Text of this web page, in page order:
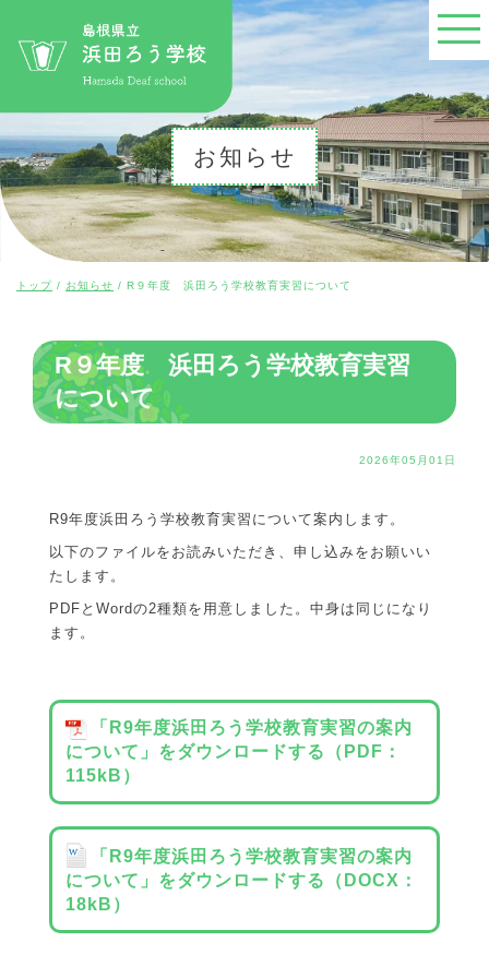
お知らせ
現
置：
トップ / お知らせ / R９年度 浜田ろう学校教育実習について
R９年度 浜田ろう学校教育実習
について
2026年05月01日
R9年度浜田ろう学校教育実習について案内します。
以下のファイルをお読みいただき、申し込みをお願いい
たします。
PDFとWordの2種類を用意しました。中身は同じになり
ます。
「R9年度浜田ろう学校教育実習の案内
について」をダウンロードする（PDF：
115kB）
「R9年度浜田ろう学校教育実習の案内
について」をダウンロードする（DOCX：
18kB）